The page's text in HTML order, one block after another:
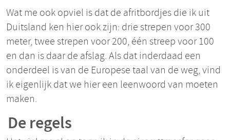
Wat me ook opviel is dat de afritbordjes die ik uit
Duitsland ken hier ook zijn: drie strepen voor 300
meter, twee strepen voor 200, één streep voor 100
en dan is daar de afslag. Als dat inderdaad een
onderdeel is van de Europese taal van de weg, vind
ik eigenlijk dat we hier een leenwoord van moeten
maken.
De regels